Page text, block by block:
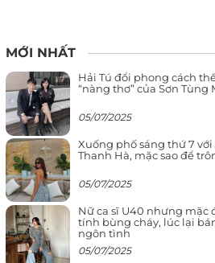
MỚI NHẤT
Hải Tú đổi phong cách
“nàng thơ” của Sơn Tùng
05/07/2025
Xuống phố sáng thứ 7 với
Thanh Hà, mặc sao để
05/07/2025
Nữ ca sĩ U40 nhưng mặc
tính bùng cháy, lúc lại
ngôn tình
05/07/2025